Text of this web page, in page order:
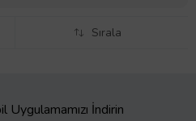
Sırala
İndirin